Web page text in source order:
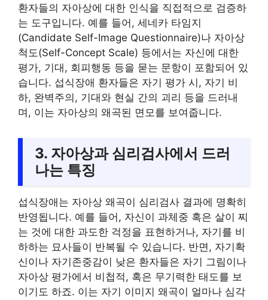
환자들의 자아상에 대한 인식을 직접적으로 검증하
는 도구입니다. 예를 들어, 세네카 타임지
(Candidate Self-Image Questionnaire)나 자아상
척도(Self-Concept Scale) 등에서는 자신에 대한
평가, 기대, 회피행동 등을 묻는 문항이 포함되어 있
습니다. 섭식장애 환자들은 자기 평가 시, 자기 비
하, 완벽주의, 기대와 현실 간의 괴리 등을 드러내
며, 이는 자아상의 왜곡된 면모를 보여줍니다.
3. 자아상과 심리검사에서 드러
나는 특징
섭식장애는 자아상 왜곡이 심리검사 결과에 명확히
반영됩니다. 예를 들어, 자신이 과체중 혹은 살이 찌
는 것에 대한 과도한 걱정을 표현하거나, 자기를 비
하하는 묘사들이 반복될 수 있습니다. 반면, 자기확
신이나 자기존중감이 낮은 환자들은 자기 그림이나
자아상 평가에서 비첩적, 혹은 무기력한 태도를 보
이기도 하죠. 이는 자기 이미지 왜곡이 얼마나 심각